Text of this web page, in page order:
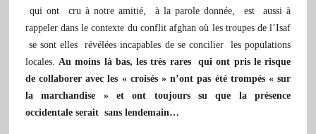
qui ont cru à notre amitié, à la parole donnée, est aussi à
rappeler dans le contexte du conflit afghan où les troupes de l’Isaf
se sont elles révélées incapables de se concilier les populations
locales.Au moins là bas, les très rares qui ont pris le risque
de collaborer avec les « croisés » n’ont pas été trompés « sur
la marchandise » et ont toujours su que la présence
occidentale serait sans lendemain…